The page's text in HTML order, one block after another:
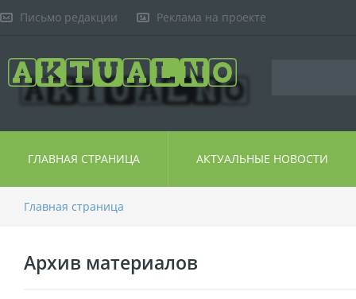
Письмо редакции Реклама на проекте
ГЛАВНАЯ СТРАНИЦА АКТУАЛЬНЫЕ НОВОСТИ
Главная страница
Архив материалов